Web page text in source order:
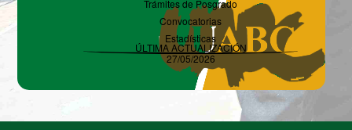
Trámites de Posgrado
Convocatorias
Estadísticas
ÚLTIMA ACTUALIZACIÓN
27/05/2026